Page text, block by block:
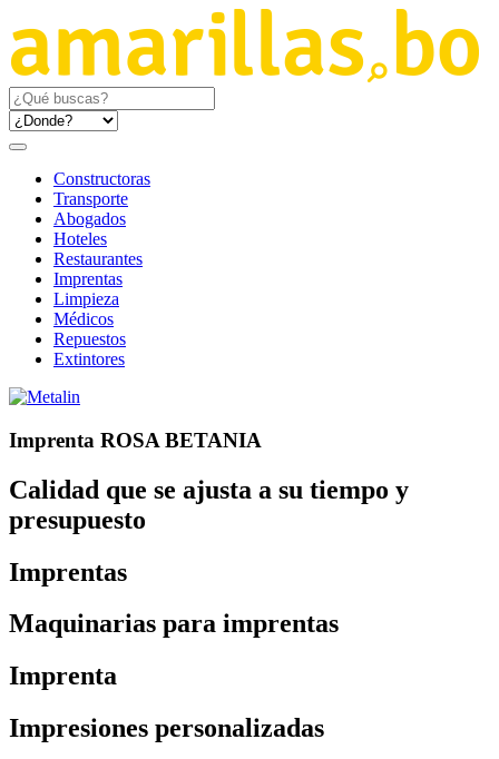
Constructoras
Transporte
Abogados
Hoteles
Restaurantes
Imprentas
Limpieza
Médicos
Repuestos
Extintores
Imprenta ROSA BETANIA
Calidad que se ajusta a su tiempo y
presupuesto
Imprentas
Maquinarias para imprentas
Imprenta
Impresiones personalizadas